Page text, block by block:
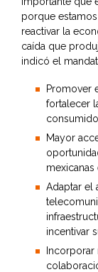
porque
reactivar la
caída que
indicó el
Promover
fortalecer
Mayor
Adaptar el
incentivar